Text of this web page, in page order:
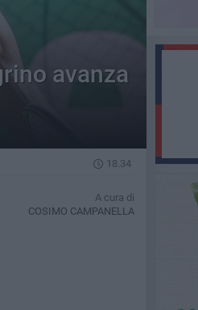
avanza
18.34
A cura di
COSIMO CAMPANELLA